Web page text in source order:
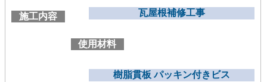
施工内容 瓦屋根補修工事
使用材料
樹脂貫板 パッキン付きビス